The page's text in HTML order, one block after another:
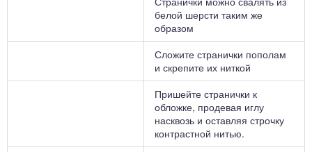
белой шерсти таким же
образом
Сложите странички пополам
и скрепите их ниткой
Пришейте странички к
обложке, продевая иглу
насквозь и оставляя строчку
контрастной нитью.